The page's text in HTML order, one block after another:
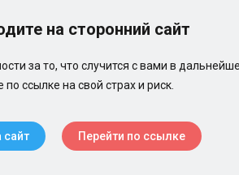
на сторонний сайт
за то, что случится с вами в
по ссылке на свой страх и риск.
сайт Перейти по ссылке